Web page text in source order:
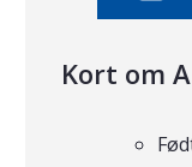
Kort om